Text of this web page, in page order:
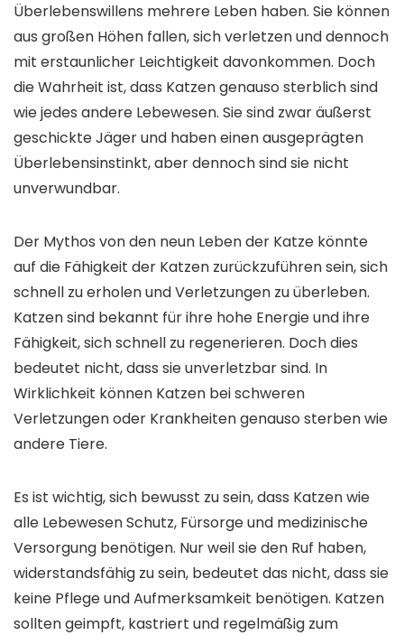
Überlebenswillens mehrere Leben haben. Sie können
aus großen Höhen fallen, sich verletzen und dennoch
mit erstaunlicher Leichtigkeit davonkommen. Doch
die Wahrheit ist, dass Katzen genauso sterblich sind
wie jedes andere Lebewesen. Sie sind zwar äußerst
geschickte Jäger und haben einen ausgeprägten
Überlebensinstinkt, aber dennoch sind sie nicht
unverwundbar.
Der Mythos von den neun Leben der Katze könnte
auf die Fähigkeit der Katzen zurückzuführen sein, sich
schnell zu erholen und Verletzungen zu überleben.
Katzen sind bekannt für ihre hohe Energie und ihre
Fähigkeit, sich schnell zu regenerieren. Doch dies
bedeutet nicht, dass sie unverletzbar sind. In
Wirklichkeit können Katzen bei schweren
Verletzungen oder Krankheiten genauso sterben wie
andere Tiere.
Es ist wichtig, sich bewusst zu sein, dass Katzen wie
alle Lebewesen Schutz, Fürsorge und medizinische
Versorgung benötigen. Nur weil sie den Ruf haben,
widerstandsfähig zu sein, bedeutet das nicht, dass sie
keine Pflege und Aufmerksamkeit benötigen. Katzen
sollten geimpft, kastriert und regelmäßig zum